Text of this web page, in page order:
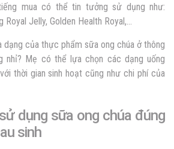
mua có thể tin tưởng sử dụng như:
Jelly, Golden Health Royal,…
của thực phẩm sữa ong chúa ở thông
nhỉ? Mẹ có thể lựa chọn các dạng uống
thời gian sinh hoạt cũng như chi phí của
dụng sữa ong chúa đúng
sinh